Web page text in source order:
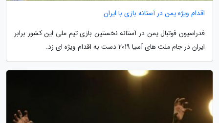
اقدام ویژه یمن در آستانه بازی با ایران
فدراسیون فوتبال یمن در آستانه نخستین بازی تیم ملی این کشور برابر
ایران در جام ملت های آسیا 2019 دست به اقدام ویژه ای زد.